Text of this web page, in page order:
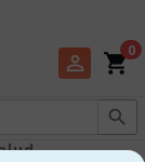
perm_identity shopping_cart
0
